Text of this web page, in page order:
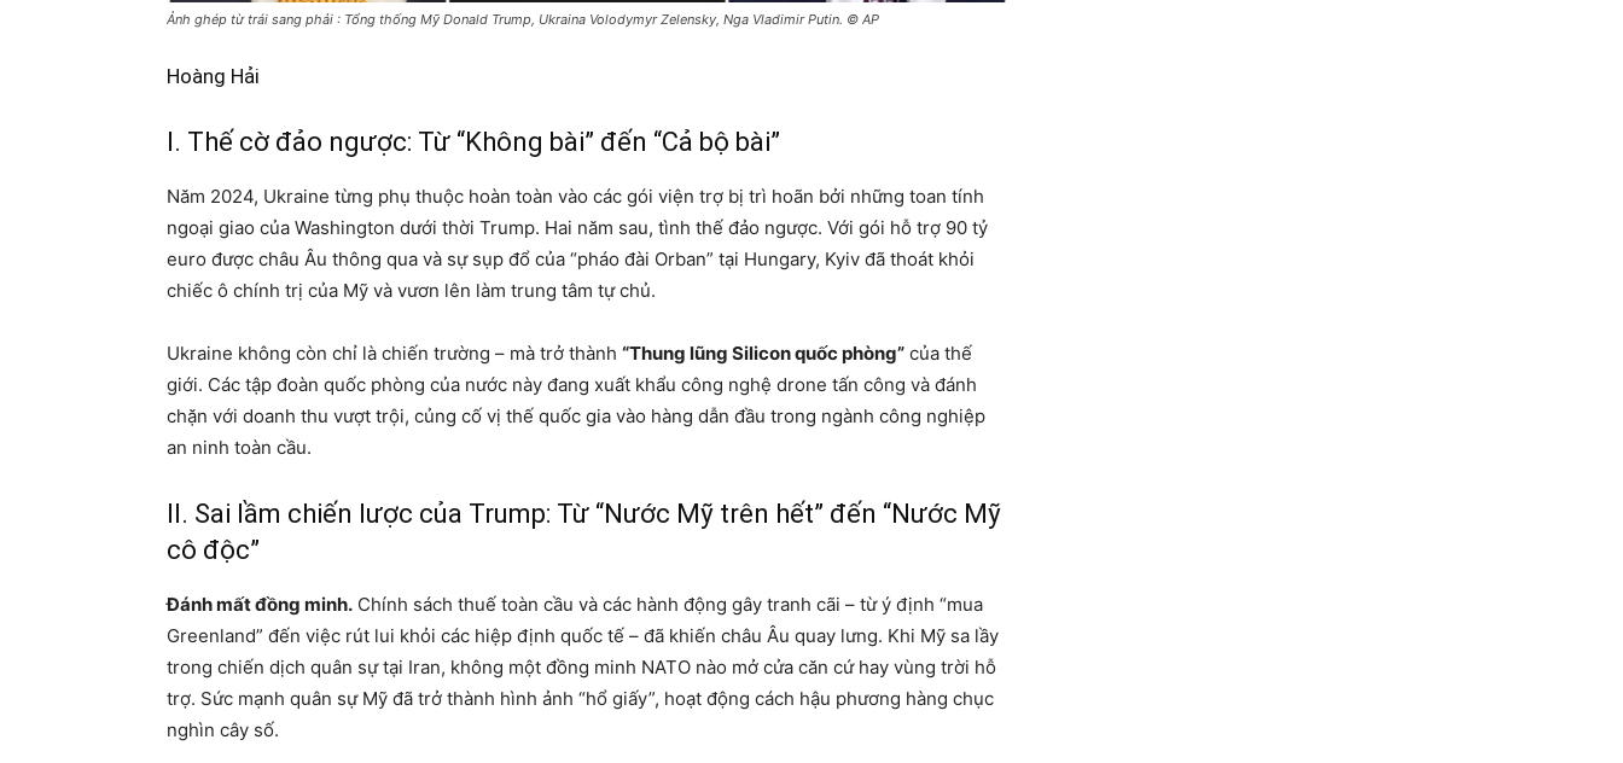
Ảnh ghép từ trái sang phải : Tổng thống Mỹ Donald Trump, Ukraina Volodymyr Zelensky, Nga Vladimir Putin. © AP
Hoàng Hải
I. Thế cờ đảo ngược: Từ “Không bài” đến “Cả bộ bài”
Năm 2024, Ukraine từng phụ thuộc hoàn toàn vào các gói viện trợ bị trì hoãn bởi những toan tính
ngoại giao của Washington dưới thời Trump. Hai năm sau, tình thế đảo ngược. Với gói hỗ trợ 90 tỷ
euro được châu Âu thông qua và sự sụp đổ của “pháo đài Orban” tại Hungary, Kyiv đã thoát khỏi
chiếc ô chính trị của Mỹ và vươn lên làm trung tâm tự chủ.
Ukraine không còn chỉ là chiến trường – mà trở thành “Thung lũng Silicon quốc phòng” của thế
giới. Các tập đoàn quốc phòng của nước này đang xuất khẩu công nghệ drone tấn công và đánh
chặn với doanh thu vượt trội, củng cố vị thế quốc gia vào hàng dẫn đầu trong ngành công nghiệp
an ninh toàn cầu.
II. Sai lầm chiến lược của Trump: Từ “Nước Mỹ trên hết” đến “Nước Mỹ
cô độc”
Đánh mất đồng minh. Chính sách thuế toàn cầu và các hành động gây tranh cãi – từ ý định “mua
Greenland” đến việc rút lui khỏi các hiệp định quốc tế – đã khiến châu Âu quay lưng. Khi Mỹ sa lầy
trong chiến dịch quân sự tại Iran, không một đồng minh NATO nào mở cửa căn cứ hay vùng trời hỗ
trợ. Sức mạnh quân sự Mỹ đã trở thành hình ảnh “hổ giấy”, hoạt động cách hậu phương hàng chục
nghìn cây số.